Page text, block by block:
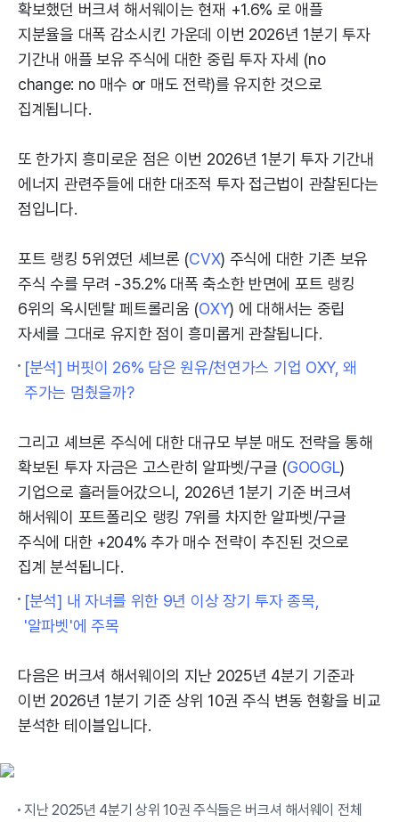
확보했던 버크셔 해서웨이는 현재 +1.6% 로 애플
지분율을 대폭 감소시킨 가운데 이번 2026년 1분기 투자
기간내 애플 보유 주식에 대한 중립 투자 자세 (no
change: no 매수 or 매도 전략)를 유지한 것으로
집계됩니다.
또 한가지 흥미로운 점은 이번 2026년 1분기 투자 기간내
에너지 관련주들에 대한 대조적 투자 접근법이 관찰된다는
점입니다.
포트 랭킹 5위였던 셰브론 (CVX) 주식에 대한 기존 보유
주식 수를 무려 -35.2% 대폭 축소한 반면에 포트 랭킹
6위의 옥시덴탈 페트롤리움 (OXY) 에 대해서는 중립
자세를 그대로 유지한 점이 흥미롭게 관찰됩니다.
[분석] 버핏이 26% 담은 원유/천연가스 기업 OXY, 왜
주가는 멈췄을까?
그리고 셰브론 주식에 대한 대규모 부분 매도 전략을 통해
확보된 투자 자금은 고스란히 알파벳/구글 (GOOGL)
기업으로 흘러들어갔으니, 2026년 1분기 기준 버크셔
해서웨이 포트폴리오 랭킹 7위를 차지한 알파벳/구글
주식에 대한 +204% 추가 매수 전략이 추진된 것으로
집계 분석됩니다.
[분석] 내 자녀를 위한 9년 이상 장기 투자 종목,
'알파벳'에 주목
다음은 버크셔 해서웨이의 지난 2025년 4분기 기준과
이번 2026년 1분기 기준 상위 10권 주식 변동 현황을 비교
분석한 테이블입니다.
지난 2025년 4분기 상위 10권 주식들은 버크셔 해서웨이 전체